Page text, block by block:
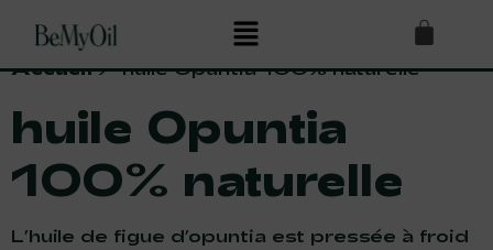
Accueil/ huile Opuntia 100% naturelle
huile Opuntia
100% naturelle
L’huile de figue d’opuntia est pressée à froid